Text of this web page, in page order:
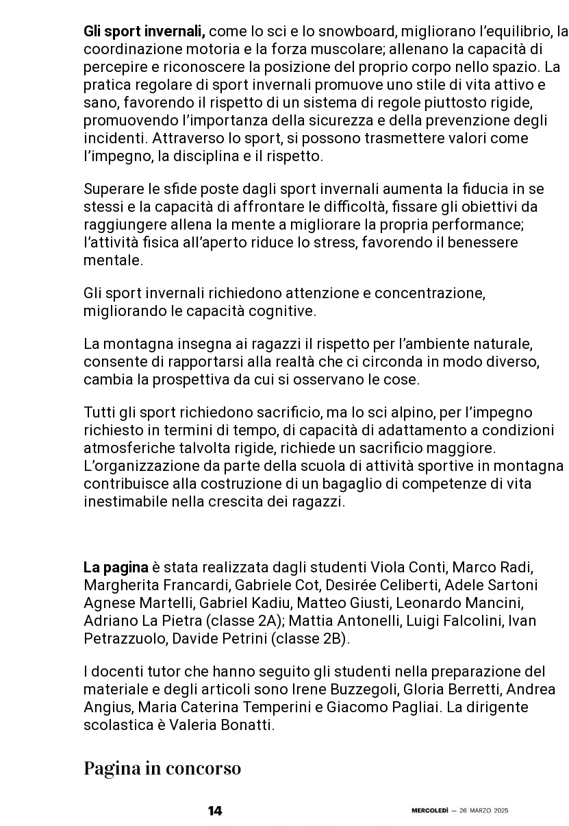
Gli sport invernali, come lo sci e lo snowboard, migliorano l’equilibrio, la
coordinazione motoria e la forza muscolare; allenano la capacità di
percepire e riconoscere la posizione del proprio corpo nello spazio. La
pratica regolare di sport invernali promuove uno stile di vita attivo e
sano, favorendo il rispetto di un sistema di regole piuttosto rigide,
promuovendo l’importanza della sicurezza e della prevenzione degli
incidenti. Attraverso lo sport, si possono trasmettere valori come
l’impegno, la disciplina e il rispetto.
Superare le sfide poste dagli sport invernali aumenta la fiducia in se
stessi e la capacità di affrontare le difficoltà, fissare gli obiettivi da
raggiungere allena la mente a migliorare la propria performance;
l’attività fisica all’aperto riduce lo stress, favorendo il benessere
mentale.
Gli sport invernali richiedono attenzione e concentrazione,
migliorando le capacità cognitive.
La montagna insegna ai ragazzi il rispetto per l’ambiente naturale,
consente di rapportarsi alla realtà che ci circonda in modo diverso,
cambia la prospettiva da cui si osservano le cose.
Tutti gli sport richiedono sacrificio, ma lo sci alpino, per l’impegno
richiesto in termini di tempo, di capacità di adattamento a condizioni
atmosferiche talvolta rigide, richiede un sacrificio maggiore.
L’organizzazione da parte della scuola di attività sportive in montagna
contribuisce alla costruzione di un bagaglio di competenze di vita
inestimabile nella crescita dei ragazzi.
La pagina è stata realizzata dagli studenti Viola Conti, Marco Radi,
Margherita Francardi, Gabriele Cot, Desirée Celiberti, Adele Sartoni
Agnese Martelli, Gabriel Kadiu, Matteo Giusti, Leonardo Mancini,
Adriano La Pietra (classe 2A); Mattia Antonelli, Luigi Falcolini, Ivan
Petrazzuolo, Davide Petrini (classe 2B).
I docenti tutor che hanno seguito gli studenti nella preparazione del
materiale e degli articoli sono Irene Buzzegoli, Gloria Berretti, Andrea
Angius, Maria Caterina Temperini e Giacomo Pagliai. La dirigente
scolastica è Valeria Bonatti.
Pagina in concorso